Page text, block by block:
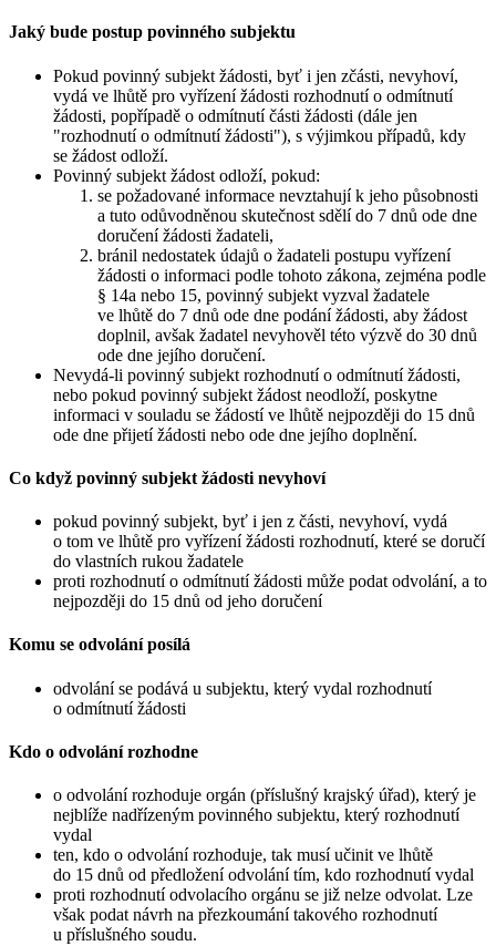
Jaký bude postup povinného subjektu
Pokud povinný subjekt žádosti, byť i jen zčásti, nevyhoví,
vydá ve lhůtě pro vyřízení žádosti rozhodnutí o odmítnutí
žádosti, popřípadě o odmítnutí části žádosti (dále jen
"rozhodnutí o odmítnutí žádosti"), s výjimkou případů, kdy
se žádost odloží.
Povinný subjekt žádost odloží, pokud:
se požadované informace nevztahují k jeho působnosti
a tuto odůvodněnou skutečnost sdělí do 7 dnů ode dne
doručení žádosti žadateli,
bránil nedostatek údajů o žadateli postupu vyřízení
žádosti o informaci podle tohoto zákona, zejména podle
§ 14a nebo 15, povinný subjekt vyzval žadatele
ve lhůtě do 7 dnů ode dne podání žádosti, aby žádost
doplnil, avšak žadatel nevyhověl této výzvě do 30 dnů
ode dne jejího doručení.
Nevydá-li povinný subjekt rozhodnutí o odmítnutí žádosti,
nebo pokud povinný subjekt žádost neodloží, poskytne
informaci v souladu se žádostí ve lhůtě nejpozději do 15 dnů
ode dne přijetí žádosti nebo ode dne jejího doplnění.
Co když povinný subjekt žádosti nevyhoví
pokud povinný subjekt, byť i jen z části, nevyhoví, vydá
o tom ve lhůtě pro vyřízení žádosti rozhodnutí, které se doručí
do vlastních rukou žadatele
proti rozhodnutí o odmítnutí žádosti může podat odvolání, a to
nejpozději do 15 dnů od jeho doručení
Komu se odvolání posílá
odvolání se podává u subjektu, který vydal rozhodnutí
o odmítnutí žádosti
Kdo o odvolání rozhodne
o odvolání rozhoduje orgán (příslušný krajský úřad), který je
nejblíže nadřízeným povinného subjektu, který rozhodnutí
vydal
ten, kdo o odvolání rozhoduje, tak musí učinit ve lhůtě
do 15 dnů od předložení odvolání tím, kdo rozhodnutí vydal
proti rozhodnutí odvolacího orgánu se již nelze odvolat. Lze
však podat návrh na přezkoumání takového rozhodnutí
u příslušného soudu.